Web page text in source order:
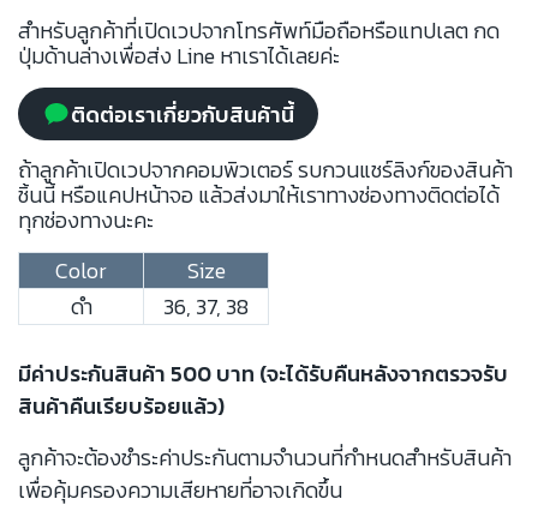
สำหรับลูกค้าที่เปิดเวปจากโทรศัพท์มือถือหรือแทปเลต กด
ปุ่มด้านล่างเพื่อส่ง Line หาเราได้เลยค่ะ
ติดต่อเราเกี่ยวกับสินค้านี้
ถ้าลูกค้าเปิดเวปจากคอมพิวเตอร์ รบกวนแชร์ลิงก์ของสินค้า
ชิ้นนี้ หรือแคปหน้าจอ แล้วส่งมาให้เราทางช่องทางติดต่อได้
ทุกช่องทางนะคะ
Color
Size
ดำ
36, 37, 38
มีค่าประกันสินค้า 500 บาท (จะได้รับคืนหลังจากตรวจรับ
สินค้าคืนเรียบร้อยแล้ว)
ลูกค้าจะต้องชำระค่าประกันตามจำนวนที่กำหนดสำหรับสินค้า
เพื่อคุ้มครองความเสียหายที่อาจเกิดขึ้น